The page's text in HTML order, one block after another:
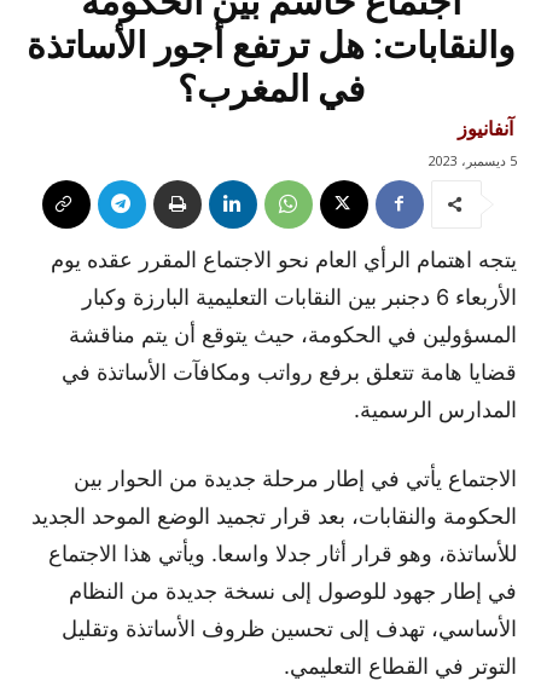
والنقابات: هل ترتفع أجور الأساتذة
في المغرب؟
آنفانيوز
5 ديسمبر، 2023
يتجه اهتمام الرأي العام نحو الاجتماع المقرر عقده يوم
الأربعاء 6 دجنبر بين النقابات التعليمية البارزة وكبار
المسؤولين في الحكومة، حيث يتوقع أن يتم مناقشة
قضايا هامة تتعلق برفع رواتب ومكافآت الأساتذة في
المدارس الرسمية.
الاجتماع يأتي في إطار مرحلة جديدة من الحوار بين
الحكومة والنقابات، بعد قرار تجميد الوضع الموحد الجديد
للأساتذة، وهو قرار أثار جدلا واسعا. ويأتي هذا الاجتماع
في إطار جهود للوصول إلى نسخة جديدة من النظام
الأساسي، تهدف إلى تحسين ظروف الأساتذة وتقليل
التوتر في القطاع التعليمي.